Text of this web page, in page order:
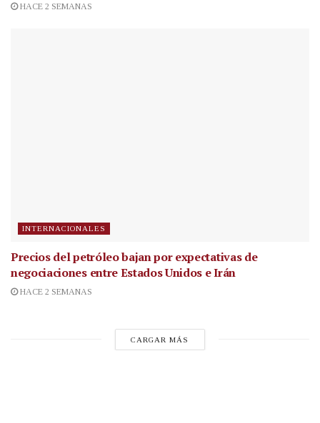
HACE 2 SEMANAS
INTERNACIONALES
Precios del petróleo bajan por expectativas de
negociaciones entre Estados Unidos e Irán
HACE 2 SEMANAS
CARGAR MÁS